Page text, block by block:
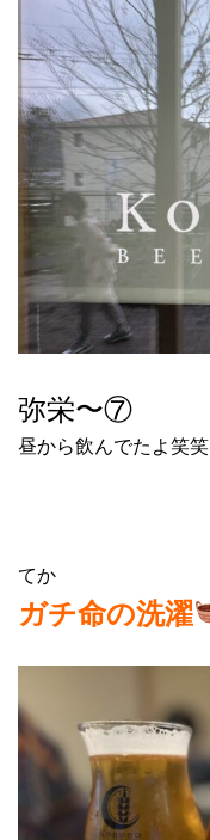
弥栄〜⑦
昼から飲んでたよ笑笑
てか
ガチ命の洗濯